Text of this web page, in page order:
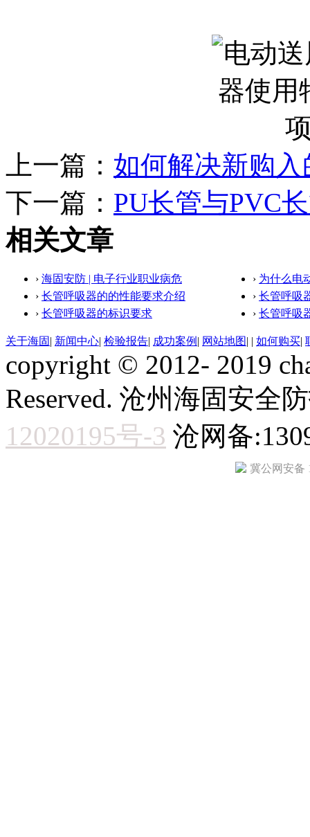
上一篇： 如何解决新购
下一篇： PU长管与PVC
相关文章
› 海固安防 | 电子行业职业病危 › 为什么电
› 长管呼吸器的的性能要求介绍 › 长管呼吸
› 长管呼吸器的标识要求 › 长管呼吸
关于海固 | 新闻中心| 检验报告| 成功案例 | 网站地图| | 如何购买|
copyright © 2012- 2019
Reserved. 沧州海固安全
12020195号-3 沧网备
冀公网安备